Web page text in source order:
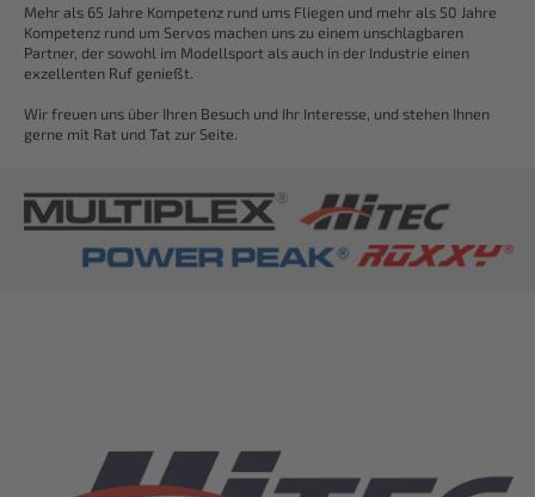
Mehr als 65 Jahre Kompetenz rund ums Fliegen und mehr als 50 Jahre
Kompetenz rund um Servos machen uns zu einem unschlagbaren
Partner, der sowohl im Modellsport als auch in der Industrie einen
exzellenten Ruf genießt.
Wir freuen uns über Ihren Besuch und Ihr Interesse, und stehen Ihnen
gerne mit Rat und Tat zur Seite.